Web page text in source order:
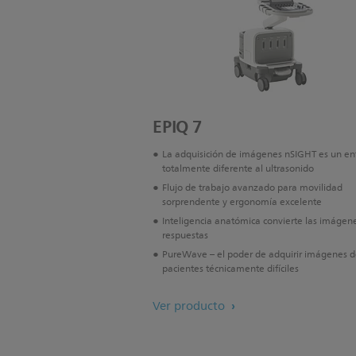
EPIQ 7
La adquisición de imágenes nSIGHT es un
totalmente diferente al ultrasonido
Flujo de trabajo avanzado para movilidad
sorprendente y ergonomía excelente
Inteligencia anatómica convierte las
respuestas
PureWave – el poder de adquirir imágenes
pacientes técnicamente difíciles
Ver producto